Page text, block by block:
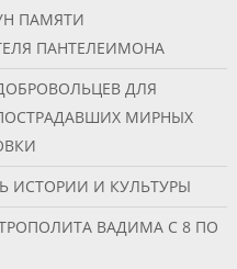
ПАМЯТИ
ПАНТЕЛЕИМОНА
ДЛЯ
МИРНЫХ
ИСТОРИИ И КУЛЬТУРЫ
ВАДИМА С 8 ПО